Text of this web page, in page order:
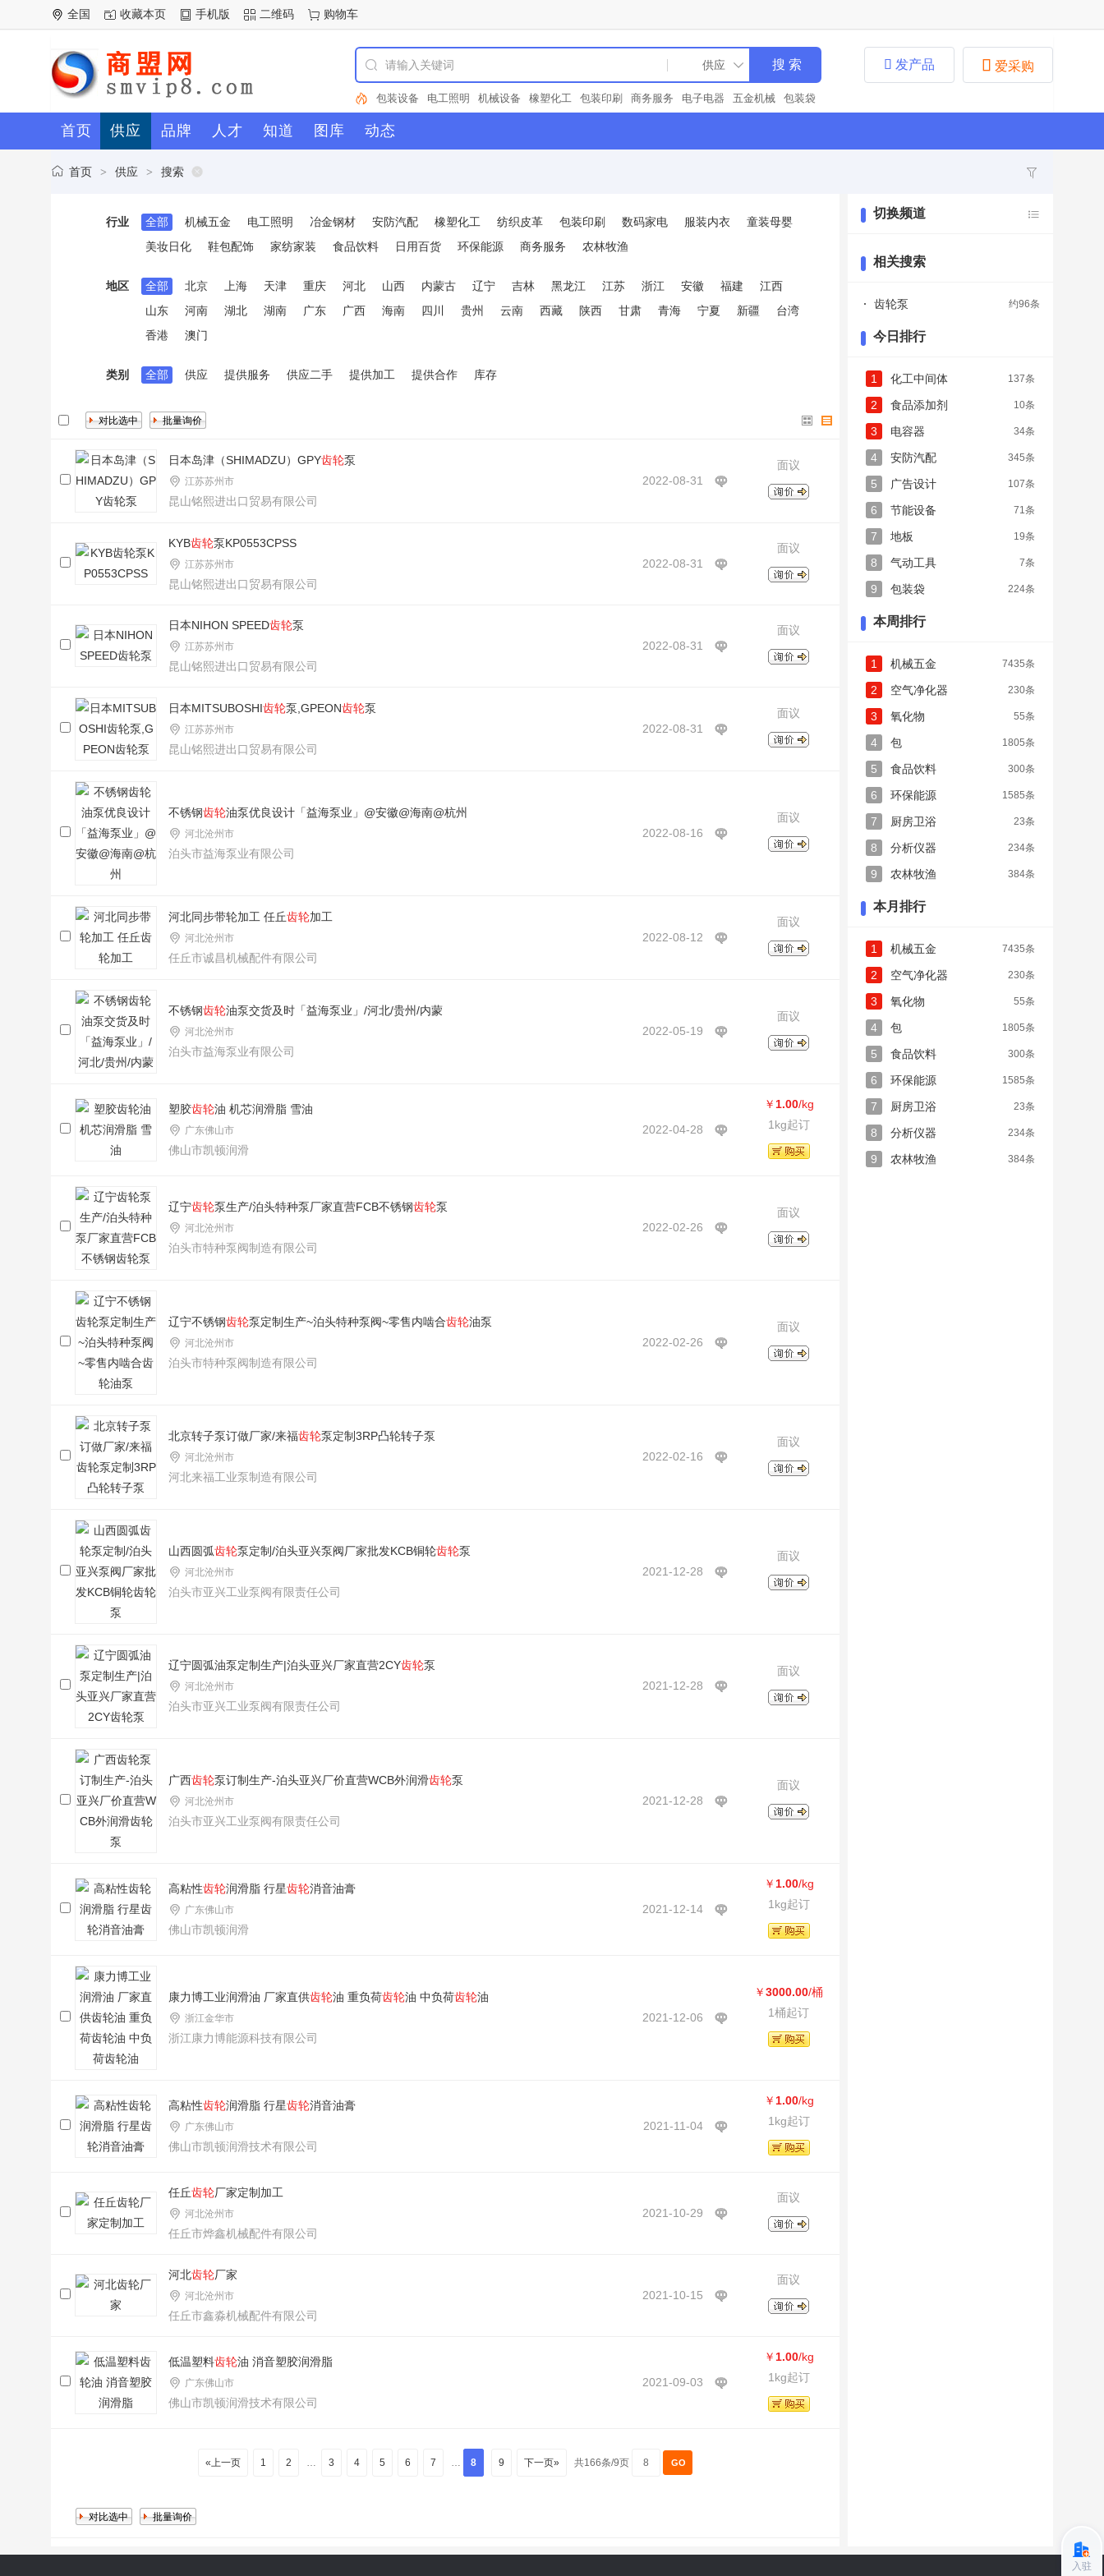
全国 收藏本页 手机版 二维码 购物车
包装设备 电工照明 机械设备 橡塑化工 包装印刷 商务服务 电子电器 五金机械
包装袋
冶金钢材
环保能源 仪器仪表 空气净化 阀门 精细化学品 公司 真空包装袋 化工原料
泵
机械
器
包 轴承 环保 机床设备 电池 五金配件 液压机械 塑料机械 胶带 农业机械
通用分析
盗器
电容器 警示牌 2024 包装配件 北京 塑料制品 地板 数码家电 空气净化器 接头
床
型材 展示柜 真空泵 冶金设备 管件 冲床 食品添加剂
械五金
 爱采购
 发产品
首页 供应 品牌 人才 知道 图库 动态
首页 > 供应 > 搜索
行业 全部 机械五金 电工照明 冶金钢材 安防汽配 橡塑化工 纺织皮革 包装印刷 数码家电 服装内衣
童装母婴
美妆日化
鞋包配饰 家纺家装 食品饮料 日用百货 环保能源 商务服务 农林牧渔
地区 全部 北京 上海 天津 重庆 河北 山西 内蒙古 辽宁 吉林 黑龙江 江苏 浙江 安徽 福建
江西
山东
河南 湖北 湖南 广东 广西 海南 四川 贵州 云南 西藏 陕西 甘肃 青海 宁夏 新疆
台湾
香港
澳门
类别 全部 供应 提供服务 供应二手 提供加工 提供合作 库存
日本岛津（SHIMADZU）GPY齿轮泵
2022-08-31
江苏苏州市
昆山铭熙进出口贸易有限公司
面议
KYB齿轮泵KP0553CPSS
2022-08-31
江苏苏州市
昆山铭熙进出口贸易有限公司
面议
日本NIHON SPEED齿轮泵
2022-08-31
江苏苏州市
昆山铭熙进出口贸易有限公司
面议
日本MITSUBOSHI齿轮泵,GPEON齿轮泵
2022-08-31
江苏苏州市
昆山铭熙进出口贸易有限公司
面议
不锈钢齿轮油泵优良设计「益海泵业」@安徽@海南@杭州
2022-08-16
河北沧州市
泊头市益海泵业有限公司
面议
河北同步带轮加工 任丘齿轮加工
2022-08-12
河北沧州市
任丘市诚昌机械配件有限公司
面议
不锈钢齿轮油泵交货及时「益海泵业」/河北/贵州/内蒙
2022-05-19
河北沧州市
泊头市益海泵业有限公司
面议
塑胶齿轮油 机芯润滑脂 雪油
2022-04-28
广东佛山市
佛山市凯顿润滑
￥ 1.00/kg
1kg起订
辽宁齿轮泵生产/泊头特种泵厂家直营FCB不锈钢齿轮泵
2022-02-26
河北沧州市
泊头市特种泵阀制造有限公司
面议
辽宁不锈钢齿轮泵定制生产~泊头特种泵阀~零售内啮合齿轮油泵
2022-02-26
河北沧州市
泊头市特种泵阀制造有限公司
面议
北京转子泵订做厂家/来福齿轮泵定制3RP凸轮转子泵
2022-02-16
河北沧州市
河北来福工业泵制造有限公司
面议
山西圆弧齿轮泵定制/泊头亚兴泵阀厂家批发KCB铜轮齿轮泵
2021-12-28
河北沧州市
泊头市亚兴工业泵阀有限责任公司
面议
辽宁圆弧油泵定制生产|泊头亚兴厂家直营2CY齿轮泵
2021-12-28
河北沧州市
泊头市亚兴工业泵阀有限责任公司
面议
广西齿轮泵订制生产-泊头亚兴厂价直营WCB外润滑齿轮泵
2021-12-28
河北沧州市
泊头市亚兴工业泵阀有限责任公司
面议
高粘性齿轮润滑脂 行星齿轮消音油膏
2021-12-14
广东佛山市
佛山市凯顿润滑
￥ 1.00/kg
1kg起订
康力博工业润滑油 厂家直供齿轮油 重负荷齿轮油 中负荷齿轮油
2021-12-06
浙江金华市
浙江康力博能源科技有限公司
￥3000.00/桶
1桶起订
高粘性齿轮润滑脂 行星齿轮消音油膏
2021-11-04
广东佛山市
佛山市凯顿润滑技术有限公司
￥ 1.00/kg
1kg起订
任丘齿轮厂家定制加工
2021-10-29
河北沧州市
任丘市烨鑫机械配件有限公司
面议
河北齿轮厂家
2021-10-15
河北沧州市
任丘市鑫淼机械配件有限公司
面议
低温塑料齿轮油 消音塑胶润滑脂
2021-09-03
广东佛山市
佛山市凯顿润滑技术有限公司
￥ 1.00/kg
1kg起订
«上一页 1 2 … 3 4 5 6 7 … 8 9 下一页» 共166条/9页
切换频道
相关搜索
约96条
齿轮泵
今日排行
137条
1 化工中间体
10条
2 食品添加剂
34条
3 电容器
345条
4 安防汽配
107条
5 广告设计
71条
6 节能设备
19条
7 地板
7条
8 气动工具
224条
9 包装袋
本周排行
7435条
1 机械五金
230条
2 空气净化器
55条
3 氧化物
1805条
4 包
300条
5 食品饮料
1585条
6 环保能源
23条
7 厨房卫浴
234条
8 分析仪器
384条
9 农林牧渔
本月排行
7435条
1 机械五金
230条
2 空气净化器
55条
3 氧化物
1805条
4 包
300条
5 食品饮料
1585条
6 环保能源
23条
7 厨房卫浴
234条
8 分析仪器
384条
9 农林牧渔
入驻